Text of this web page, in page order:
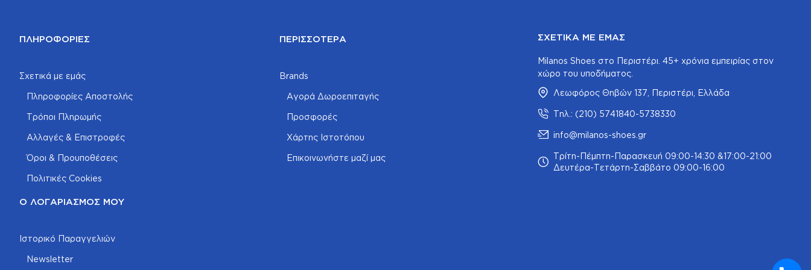
ΠΛΗΡΟΦΟΡΊΕΣ
Σχετικά με εμάς
Πληροφορίες Αποστολής
Τρόποι Πληρωμής
Αλλαγές & Επιστροφές
Όροι & Προυποθέσεις
Πολιτικές Cookies
ΠΕΡΙΣΣΌΤΕΡΑ
Brands
Αγορά Δωροεπιταγής
Προσφορές
Χάρτης Ιστοτόπου
Επικοινωνήστε μαζί μας
Ο ΛΟΓΑΡΙΑΣΜΌΣ ΜΟΥ
Ιστορικό Παραγγελιών
Newsletter
ΣΧΕΤΙΚΆ ΜΕ ΕΜΆΣ
Milanos Shoes στο Περιστέρι. 45+ χρόνια εμπειρίας στον
χώρο του υποδήματος.
Λεωφόρος Θηβών 137, Περιστέρι, Ελλάδα
Τηλ.: (210) 5741840-5738330
info@milanos-shoes.gr
Τρίτη-Πέμπτη-Παρασκευή 09:00-14:30 &17:00-21:00
Δευτέρα-Τετάρτη-Σαββάτο 09:00-16:00